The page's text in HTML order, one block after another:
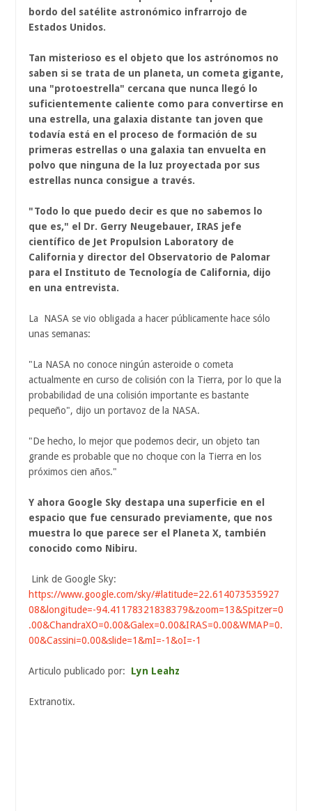
bordo del satélite astronómico infrarrojo de
Estados Unidos.
Tan misterioso es el objeto que los astrónomos no
saben si se trata de un planeta, un cometa gigante,
una "protoestrella" cercana que nunca llegó lo
suficientemente caliente como para convertirse en
una estrella, una galaxia distante tan joven que
todavía está en el proceso de formación de su
primeras estrellas o una galaxia tan envuelta en
polvo que ninguna de la luz proyectada por sus
estrellas nunca consigue a través.
"Todo lo que puedo decir es que no sabemos lo
que es," el Dr. Gerry Neugebauer, IRAS jefe
científico de Jet Propulsion Laboratory de
California y director del Observatorio de Palomar
para el Instituto de Tecnología de California, dijo
en una entrevista.
La NASA se vio obligada a hacer públicamente hace sólo
unas semanas:
"La NASA no conoce ningún asteroide o cometa
actualmente en curso de colisión con la Tierra, por lo que la
probabilidad de una colisión importante es bastante
pequeño", dijo un portavoz de la NASA.
"De hecho, lo mejor que podemos decir, un objeto tan
grande es probable que no choque con la Tierra en los
próximos cien años."
Y ahora Google Sky destapa una superficie en el
espacio que fue censurado previamente, que nos
muestra lo que parece ser el Planeta X, también
conocido como Nibiru.
Link de Google Sky:
https://www.google.com/sky/#latitude=22.614073535927
08&longitude=-94.41178321838379&zoom=13&Spitzer=0
.00&ChandraXO=0.00&Galex=0.00&IRAS=0.00&WMAP=0.
00&Cassini=0.00&slide=1&mI=-1&oI=-1
Articulo publicado por: Lyn Leahz
Extranotix.